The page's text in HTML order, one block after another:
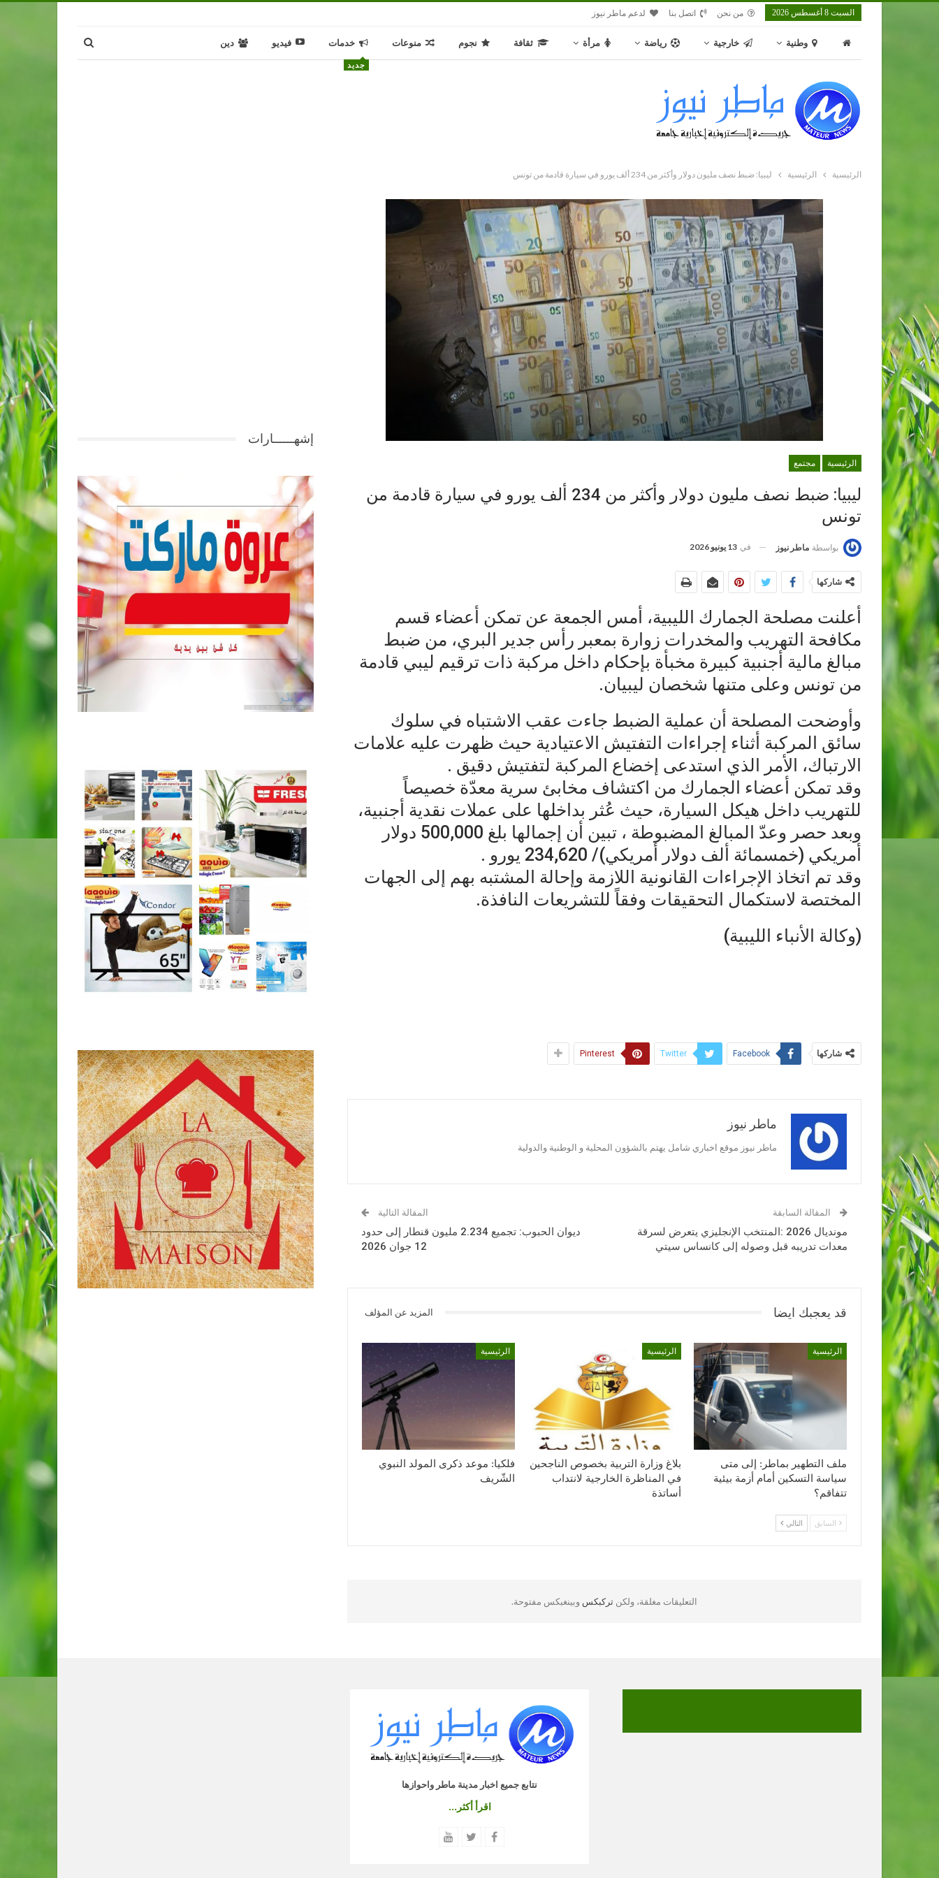
السبت 8 أغسطس 2026 من نحن اتصل بنا لدعم ماطر نيوز
وطنية خارجية رياضة مرأة ثقافة نجوم منوعات خدمات
جديد
فيديو دين
الرئيسية الرئيسية ليبيا: ضبط نصف مليون دولار وأكثر من 234 ألف يورو في سيارة قادمة من تونس
الرئيسية مجتمع
ليبيا: ضبط نصف مليون دولار وأكثر من 234 ألف يورو في سيارة قادمة من
تونس
بواسطة ماطر نيوز في 13 يونيو 2026
شاركها
أعلنت مصلحة الجمارك الليبية، أمس الجمعة عن تمكن أعضاء قسم
مكافحة التهريب والمخدرات زوارة بمعبر رأس جدير البري، من ضبط
مبالغ مالية أجنبية كبيرة مخبأة بإحكام داخل مركبة ذات ترقيم ليبي قادمة
من تونس وعلى متنها شخصان ليبيان.
وأوضحت المصلحة أن عملية الضبط جاءت عقب الاشتباه في سلوك
سائق المركبة أثناء إجراءات التفتيش الاعتيادية حيث ظهرت عليه علامات
الارتباك، الأمر الذي استدعى إخضاع المركبة لتفتيش دقيق .
وقد تمكن أعضاء الجمارك من اكتشاف مخابئ سرية معدّة خصيصاً
للتهريب داخل هيكل السيارة، حيث عُثر بداخلها على عملات نقدية أجنبية،
وبعد حصر وعدّ المبالغ المضبوطة ، تبين أن إجمالها بلغ 500,000 دولار
أمريكي (خمسمائة ألف دولار أمريكي)/ 234,620 يورو .
وقد تم اتخاذ الإجراءات القانونية اللازمة وإحالة المشتبه بهم إلى الجهات
المختصة لاستكمال التحقيقات وفقاً للتشريعات النافذة.
(وكالة الأنباء الليبية)
شاركها Facebook
Twitter
Pinterest
ماطر نيوز
ماطر نيوز موقع اخباري شامل يهتم بالشؤون المحلية و الوطنية والدولية
المقالة السابقة
مونديال 2026 :المنتخب الإنجليزي يتعرض لسرقة
معدات تدريبه قبل وصوله إلى كانساس سيتي
المقالة التالية
ديوان الحبوب: تجميع 2.234 مليون قنطار إلى حدود
12 جوان 2026
قد يعجبك ايضا المزيد عن المؤلف
الرئيسية
ملف التطهير بماطر: إلى متى
سياسة التسكين أمام أزمة بيئية
تتفاقم؟
الرئيسية
بلاغ وزارة التربية بخصوص الناجحين
في المناظرة الخارجية لانتداب
أساتذة
الرئيسية
فلكيا: موعد ذكرى المولد النبوي
الشّريف
السابق التالي
التعليقات مغلقة، ولكن تركبكس وبينغبكس مفتوحة.
إشهــــــارات
نتابع جميع اخبار مدينة ماطر واحوازها
اقرأ أكثر...